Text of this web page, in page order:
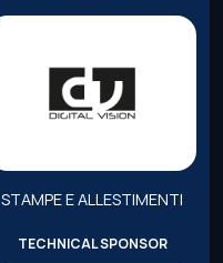
STAMPE E ALLESTIMENTI
TECHNICAL SPONSOR